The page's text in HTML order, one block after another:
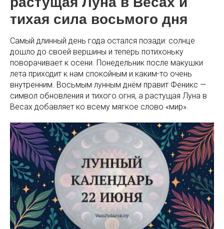
тихая сила восьмого дня
Самый длинный день года остался позади: солнце
дошло до своей вершины и теперь потихоньку
поворачивает к осени. Понедельник после макушки
лета приходит к нам спокойным и каким-то очень
внутренним. Восьмым лунным днём правит Феникс —
символ обновления и тихого огня, а растущая Луна в
Весах добавляет ко всему мягкое слово «мир».